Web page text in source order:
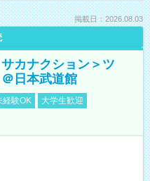
掲載日：2026.08.03
カナクション＞ツ
日本武道館
経験OK
大学生歓迎